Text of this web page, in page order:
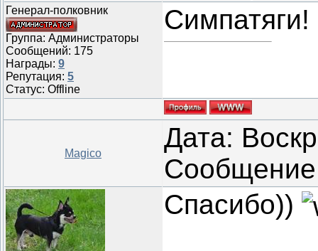
Генерал-полковник
Группа: Администраторы
Сообщений: 175
Награды: 9
Репутация: 5
Статус: Offline
Симпатяги!
Magico
Дата:
Спасибо))